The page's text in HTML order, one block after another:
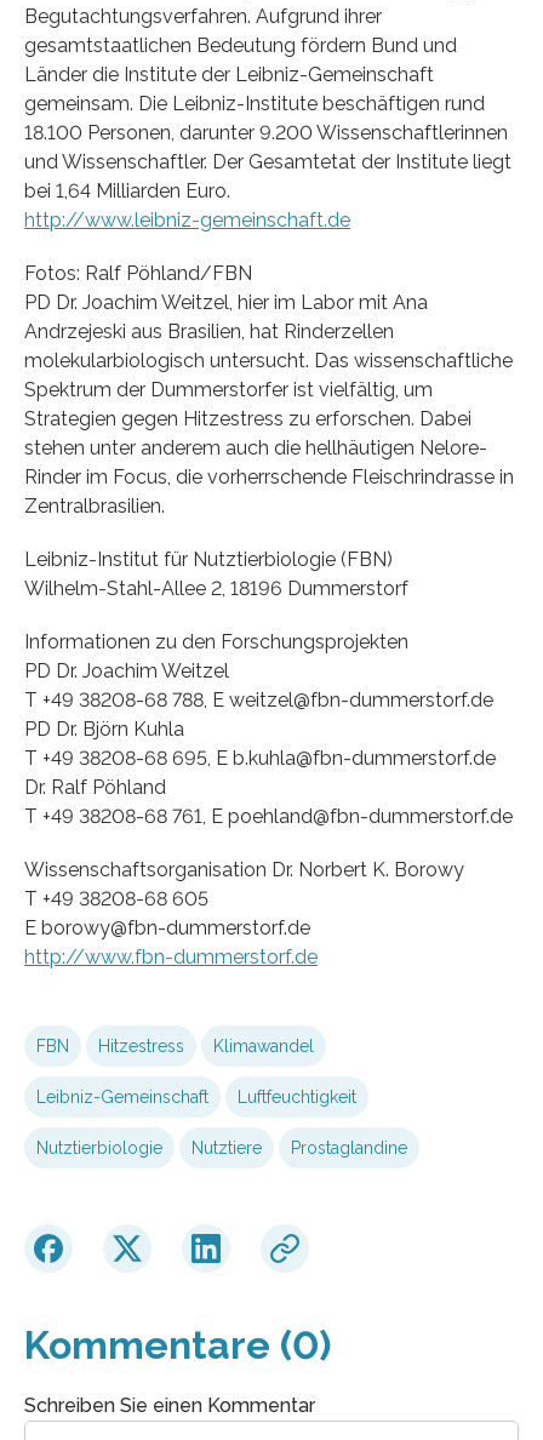
Begutachtungsverfahren. Aufgrund ihrer
gesamtstaatlichen Bedeutung fördern Bund und
Länder die Institute der Leibniz-Gemeinschaft
gemeinsam. Die Leibniz-Institute beschäftigen rund
18.100 Personen, darunter 9.200 Wissenschaftlerinnen
und Wissenschaftler. Der Gesamtetat der Institute liegt
bei 1,64 Milliarden Euro.
http://www.leibniz-gemeinschaft.de
Fotos: Ralf Pöhland/FBN
PD Dr. Joachim Weitzel, hier im Labor mit Ana
Andrzejeski aus Brasilien, hat Rinderzellen
molekularbiologisch untersucht. Das wissenschaftliche
Spektrum der Dummerstorfer ist vielfältig, um
Strategien gegen Hitzestress zu erforschen. Dabei
stehen unter anderem auch die hellhäutigen Nelore-
Rinder im Focus, die vorherrschende Fleischrindrasse in
Zentralbrasilien.
Leibniz-Institut für Nutztierbiologie (FBN)
Wilhelm-Stahl-Allee 2, 18196 Dummerstorf
Informationen zu den Forschungsprojekten
PD Dr. Joachim Weitzel
T +49 38208-68 788, E weitzel@fbn-dummerstorf.de
PD Dr. Björn Kuhla
T +49 38208-68 695, E b.kuhla@fbn-dummerstorf.de
Dr. Ralf Pöhland
T +49 38208-68 761, E poehland@fbn-dummerstorf.de
Wissenschaftsorganisation Dr. Norbert K. Borowy
T +49 38208-68 605
E borowy@fbn-dummerstorf.de
http://www.fbn-dummerstorf.de
FBN Hitzestress Klimawandel
Leibniz-Gemeinschaft Luftfeuchtigkeit
Nutztierbiologie Nutztiere Prostaglandine
Kommentare (0)
Schreiben Sie einen Kommentar